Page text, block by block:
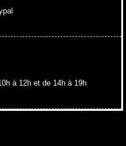
à 12h et de 14h à 19h